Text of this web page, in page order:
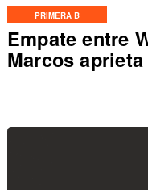
PRIMERA B
Empate entre
Marcos